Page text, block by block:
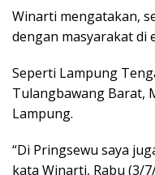
Winarti mengatakan,
dengan masyarakat di
Seperti Lampung
Tulangbawang Barat,
Lampung.
“Di Pringsewu saya
kata Winarti, Rabu (3/